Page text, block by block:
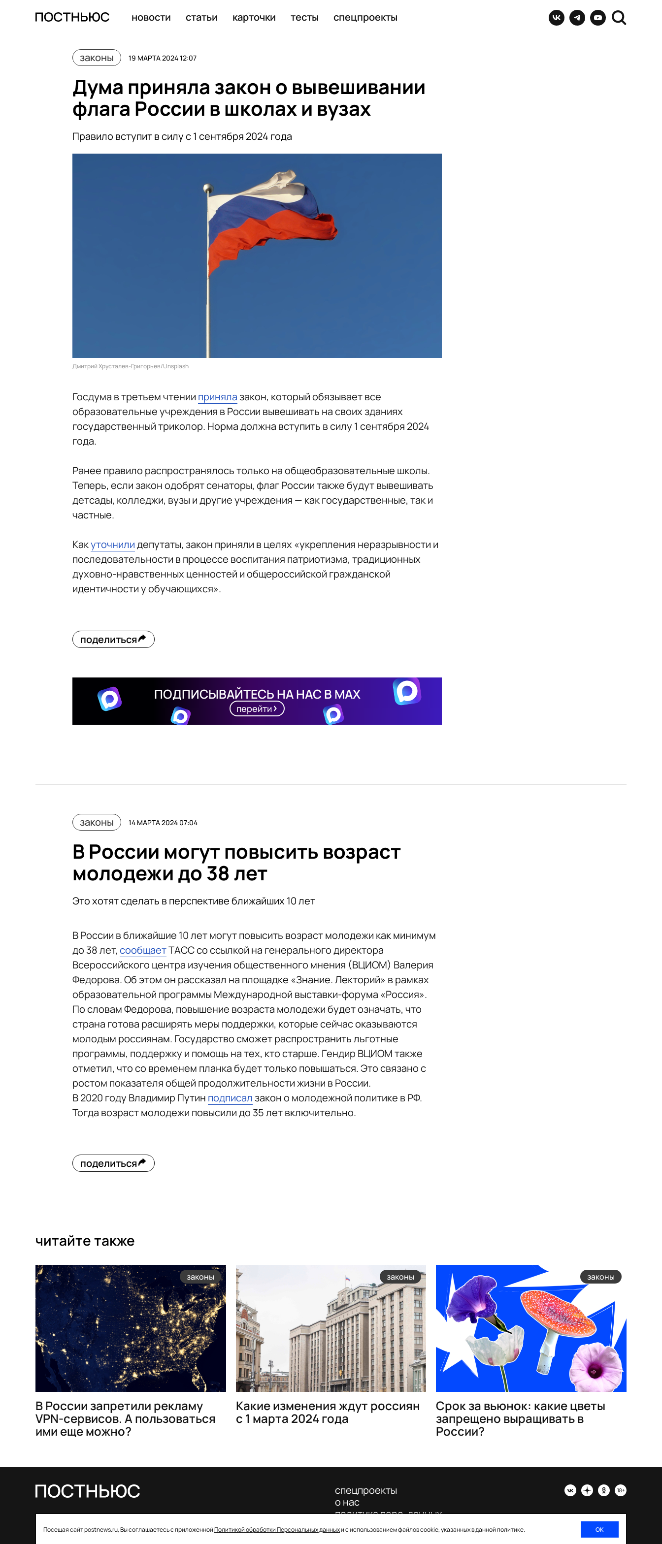
новости статьи карточки тесты спецпроекты
законы 19 МАРТА 2024 12:07
Дума приняла закон о вывешивании
флага России в школах и вузах
Правило вступит в силу с 1 сентября 2024 года
Дмитрий Хрусталев-Григорьев/Unsplash
Госдума в третьем чтении принялазакон, который обязывает все
образовательные учреждения в России вывешивать на своих зданиях
государственный триколор. Норма должна вступить в силу 1 сентября 2024
года.
Ранее правило распространялось только на общеобразовательные школы.
Теперь, если закон одобрят сенаторы, флаг России также будут вывешивать
детсады, колледжи, вузы и другие учреждения — как государственные, так и
частные.
Какуточнилидепутаты, закон приняли в целях «укрепления неразрывности и
последовательности в процессе воспитания патриотизма, традиционных
духовно-нравственных ценностей и общероссийской гражданской
идентичности у обучающихся».
поделиться
ПОДПИСЫВАЙТЕСЬ НА НАС В MAX
перейти
законы 14 МАРТА 2024 07:04
В России могут повысить возраст
молодежи до 38 лет
Это хотят сделать в перспективе ближайших 10 лет
В России в ближайшие 10 лет могут повысить возраст молодежи как минимум
до 38 лет, сообщаетТАСС со ссылкой на генерального директора
Всероссийского центра изучения общественного мнения (ВЦИОМ) Валерия
Федорова. Об этом он рассказал на площадке «Знание. Лекторий» в рамках
образовательной программы Международной выставки-форума «Россия».
По словам Федорова, повышение возраста молодежи будет означать, что
страна готова расширять меры поддержки, которые сейчас оказываются
молодым россиянам. Государство сможет распространить льготные
программы, поддержку и помощь на тех, кто старше. Гендир ВЦИОМ также
отметил, что со временем планка будет только повышаться. Это связано с
ростом показателя общей продолжительности жизни в России.
В 2020 году Владимир Путин подписалзакон о молодежной политике в РФ.
Тогда возраст молодежи повысили до 35 лет включительно.
поделиться
читайте также
законы
В России запретили рекламу
VPN-сервисов. А пользоваться
ими еще можно?
законы
Какие изменения ждут россиян
с 1 марта 2024 года
законы
Срок за вьюнок: какие цветы
запрещено выращивать в
России?
Посещая сайт postnews.ru, Вы соглашаетесь с приложеннойПолитикой обработки Персональных данныхи с использованием файлов cookie, указанных в данной политике. ОК
о регистрации СМИ: ЭЛ № ФС 77–85757 от 22 августа
спецпроекты
о нас
политика перс. данных